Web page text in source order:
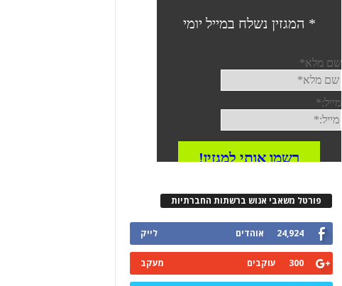
פורטל משאבי אנוש ברשתות החברתיות
24,924 אוהדים לייק
300 עוקבים מעקב